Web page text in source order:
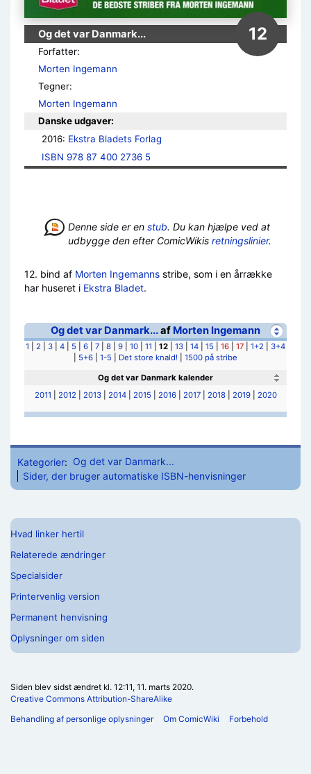
Og det var Danmark... 12
Forfatter:
Morten Ingemann
Tegner:
Morten Ingemann
Danske udgaver:
2016: Ekstra Bladets Forlag
ISBN 978 87 400 2736 5
Denne side er en stub. Du kan hjælpe ved at
udbygge den efter ComicWikis retningslinier.
12. bind af Morten Ingemanns stribe, som i en årrække
har huseret i Ekstra Bladet.
Og det var Danmark...af Morten Ingemann
1 2 3 4 5 6 7 8 9 10 11 12 13 14 15 16 17 1+2
3+4
5+6 1-5 Det store knald! 1500 på stribe
Og det var Danmark kalender
2011
2012 2013| 2014| 2015 2016| 2017| 2018| 2019| 2020
Kategorier: Og det var Danmark...
Sider, der bruger automatiske ISBN-henvisninger
Hvad linker hertil
Relaterede ændringer
Specialsider
Printervenlig version
Permanent henvisning
Oplysninger om siden
Siden blev sidst ændret kl. 12:11, 11. marts 2020.
Creative Commons Attribution-ShareAlike
Behandling af personlige oplysninger
Om ComicWiki Forbehold